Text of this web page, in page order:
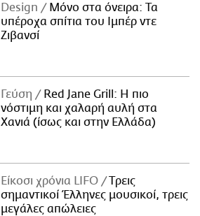
Design
Μόνο στα όνειρα: Τα
υπέροχα σπίτια του Ιμπέρ ντε
Ζιβανσί
Γεύση
Red Jane Grill: Η πιο
νόστιμη και χαλαρή αυλή στα
Χανιά (ίσως και στην Ελλάδα)
Είκοσι χρόνια LIFO
Tρεις
σημαντικοί Έλληνες μουσικοί, τρεις
μεγάλες απώλειες